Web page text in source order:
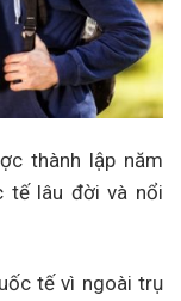
thành lập năm
tế lâu đời và nổi
tế vì ngoài trụ